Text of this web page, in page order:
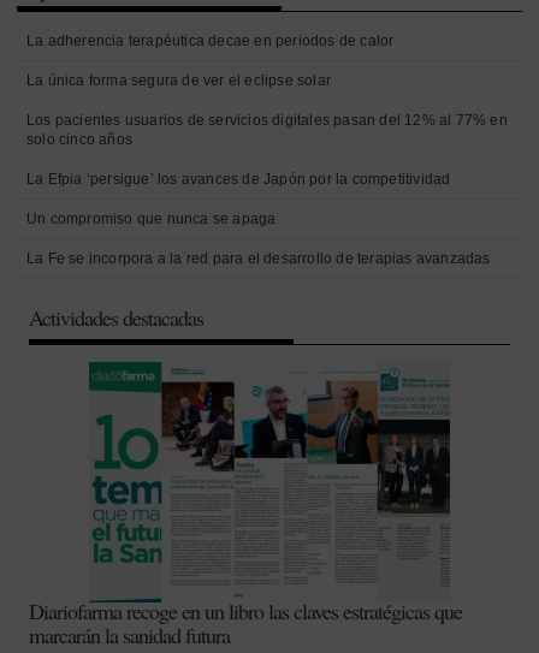
La adherencia terapéutica decae en periodos de calor
La única forma segura de ver el eclipse solar
Los pacientes usuarios de servicios digitales pasan del 12% al 77% en
solo cinco años
La Efpia ‘persigue’ los avances de Japón por la competitividad
Un compromiso que nunca se apaga
La Fe se incorpora a la red para el desarrollo de terapias avanzadas
Actividades destacadas
Diariofarma recoge en un libro las claves estratégicas que
marcarán la sanidad futura